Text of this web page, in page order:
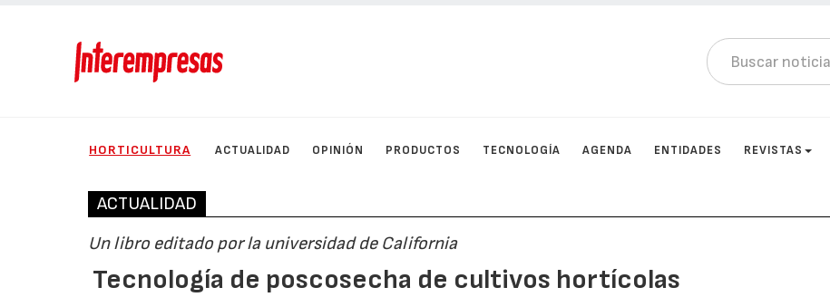
HORTICULTURA ACTUALIDAD OPINIÓN PRODUCTOS TECNOLOGÍA AGENDA ENTIDADES REVISTAS
ACTUALIDAD
Un libro editado por la universidad de California
Tecnología de poscosecha de cultivos hortícolas